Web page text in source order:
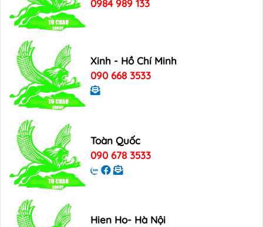
0984 989 133
Xinh - Hồ Chí Minh
090 668 3533
Toàn Quốc
090 678 3533
Hien Ho- Hà Nội